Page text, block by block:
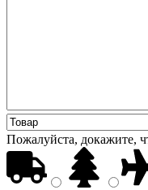
Пожалуйста, докажите,